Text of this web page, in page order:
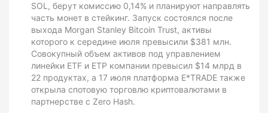
SOL, берут комиссию 0,14% и планируют направлять
часть монет в стейкинг. Запуск состоялся после
выхода Morgan Stanley Bitcoin Trust, активы
которого к середине июля превысили $381 млн.
Совокупный объем активов под управлением
линейки ETF и ETP компании превысил $14 млрд в
22 продуктах, а 17 июля платформа E*TRADE также
открыла спотовую торговлю криптовалютами в
партнерстве с Zero Hash.